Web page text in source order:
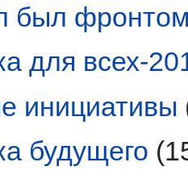
был
для всех-
инициативы
будущего